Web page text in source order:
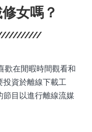
女嗎？
歡在閒暇時間觀看和
投資於離線下載工
節目以進行離線流媒